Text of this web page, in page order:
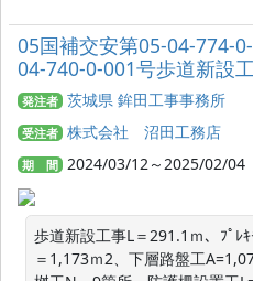
05国補交安第05-04-774-
04-740-0-001号歩道新設
発注者 茨城県 鉾田工事事務所
受注者 株式会社 沼田工務店
期 間 2024/03/12～2025/02/04
歩道新設工事L＝291.1ｍ、ﾌﾟﾚ
＝1,173ｍ2、下層路盤工